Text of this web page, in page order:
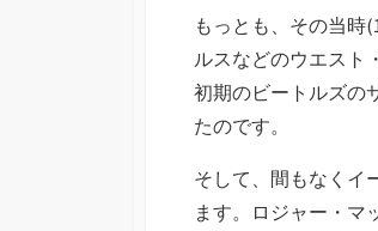
もっとも、その当時
ルスなどのウエスト
初期のビートルズの
たのです。
そして、間もなくイ
ます。ロジャー・マ